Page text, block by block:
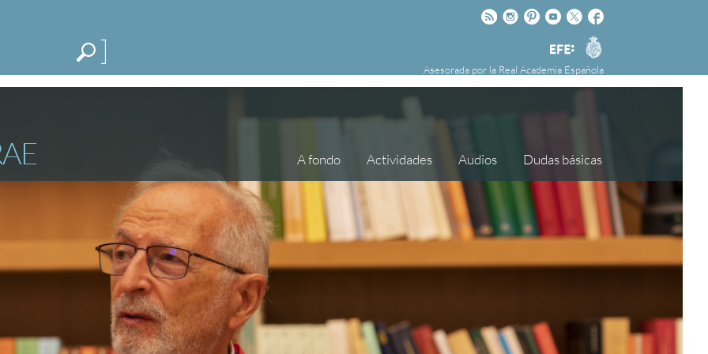
Facebook
Twitter
Youtube
Pinteres
Instagram
Rss
Agencia
EFE
Asesorada por la Real Academia Española
ESPECIALES
la Agencia Efe y la Real Academia Española,
español en los medios de comunicación y en
Internet.
A fondo Actividades Audios Dudas básicas